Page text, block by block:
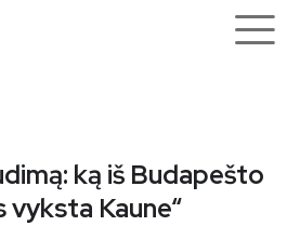
ką iš Budapešto
vyksta Kaune“